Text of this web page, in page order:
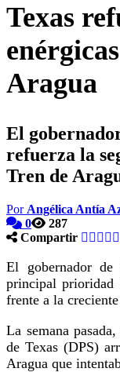
Texas
Aragua
El
refuerza la
Tren de
Por Angélica Antía
0
287
Compartir
El gobernador de
principal prioridad
frente a la
La semana
de Texas (DPS)
Aragua que